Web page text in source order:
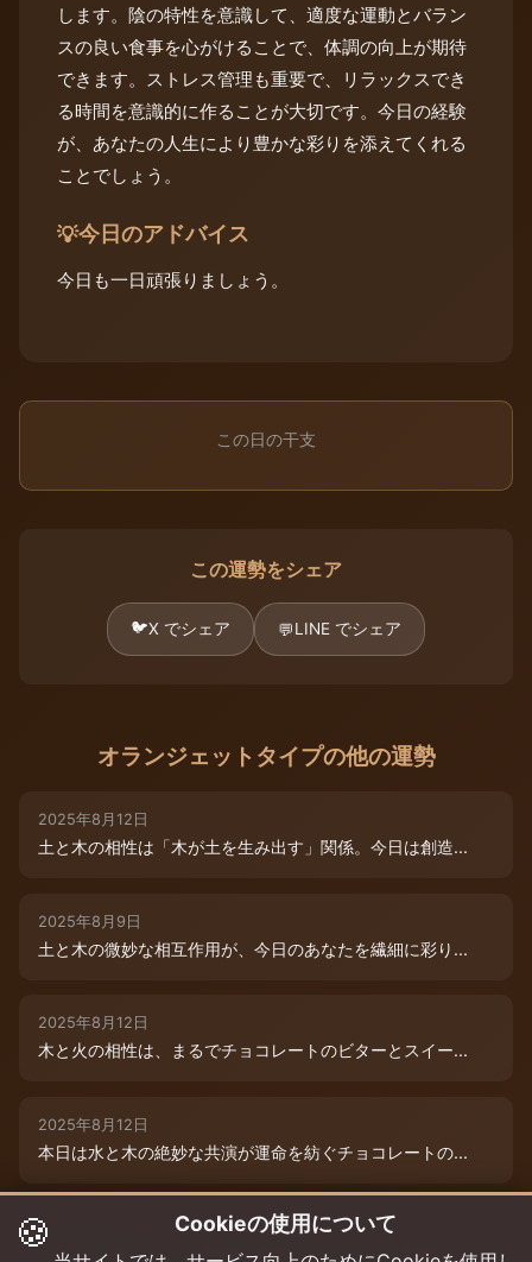
します。陰の特性を意識して、適度な運動とバラン
スの良い食事を心がけることで、体調の向上が期待
できます。ストレス管理も重要で、リラックスでき
る時間を意識的に作ることが大切です。今日の経験
が、あなたの人生により豊かな彩りを添えてくれる
ことでしょう。
💡今日のアドバイス
今日も一日頑張りましょう。
この日の干支
この運勢をシェア
🐦X でシェア 💬LINE でシェア
オランジェットタイプの他の運勢
2025年8月12日
土と木の相性は「木が土を生み出す」関係。今日は創造...
2025年8月9日
土と木の微妙な相互作用が、今日のあなたを繊細に彩り...
2025年8月12日
木と火の相性は、まるでチョコレートのビターとスイー...
2025年8月12日
本日は水と木の絶妙な共演が運命を紡ぐチョコレートの...
2025年8月12日
本日は、燃えるような情熱と成長のエネルギーが交差す...
🍪 Cookieの使用について